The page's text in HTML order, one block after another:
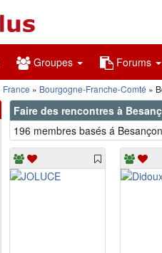
Groupes Forums
France Bourgogne-Franche-Comté
Faire des rencontres à
196 membres basés á